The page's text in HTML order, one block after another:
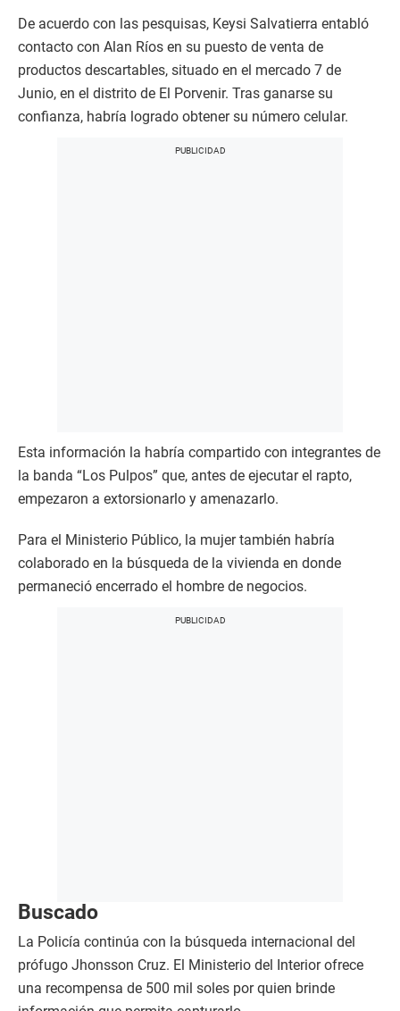
De acuerdo con las pesquisas, Keysi Salvatierra entabló
contacto con Alan Ríos en su puesto de venta de
productos descartables, situado en el mercado 7 de
Junio, en el distrito de El Porvenir. Tras ganarse su
confianza, habría logrado obtener su número celular.
Esta información la habría compartido con integrantes de
la banda “Los Pulpos” que, antes de ejecutar el rapto,
empezaron a extorsionarlo y amenazarlo.
Para el Ministerio Público, la mujer también habría
colaborado en la búsqueda de la vivienda en donde
permaneció encerrado el hombre de negocios.
Buscado
La Policía continúa con la búsqueda internacional del
prófugo Jhonsson Cruz. El Ministerio del Interior ofrece
una recompensa de 500 mil soles por quien brinde